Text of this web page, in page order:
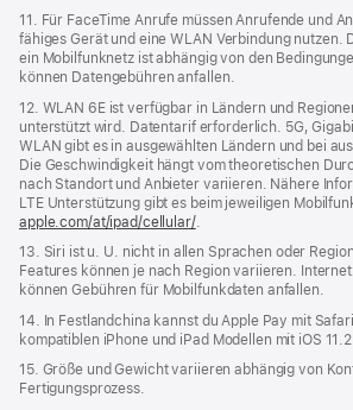
11. Für FaceTime Anrufe müssen Anrufende und
fähiges Gerät und eine WLAN Verbindung nutzen.
ein Mobilfunknetz ist abhängig von den
können Datengebühren anfallen.
12. WLAN 6E ist verfügbar in Ländern und
unterstützt wird. Datentarif erforderlich. 5G,
WLAN gibt es in ausgewählten Ländern und bei
Die Geschwindigkeit hängt vom theoretischen
nach Standort und Anbieter variieren. Nähere
LTE Unterstützung gibt es beim jeweiligen
apple.com/at/ipad/cellular/.
13. Siri ist u. U. nicht in allen Sprachen oder
Features können je nach Region variieren.
können Gebühren für Mobilfunkdaten anfallen.
14. In Festlandchina kannst du Apple Pay mit
kompatiblen iPhone und iPad Modellen mit iOS
15. Größe und Gewicht variieren abhängig von
Fertigungsprozess.